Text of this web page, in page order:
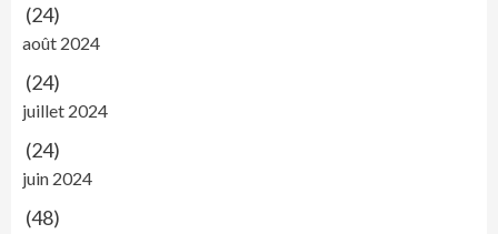
(24)
août 2024
(24)
juillet 2024
(24)
juin 2024
(48)